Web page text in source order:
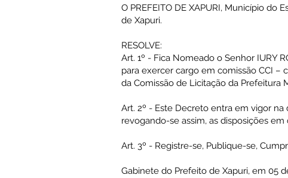
O PREFEITO DE XAPURI, Município
de Xapuri.
RESOLVE:
Art. 1º - Fica Nomeado o Senhor IURY
para exercer cargo em comissão CCI –
da Comissão de Licitação da Prefeitura
Art. 2º - Este Decreto entra em vigor na
revogando-se assim, as disposições em
Art. 3º - Registre-se, Publique-se,
Gabinete do Prefeito de Xapuri, em 05